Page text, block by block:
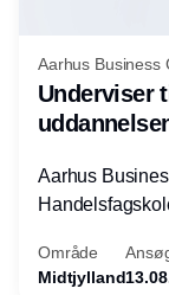
Aarhus Business
Underviser
Aarhus
Område
Midtjylland